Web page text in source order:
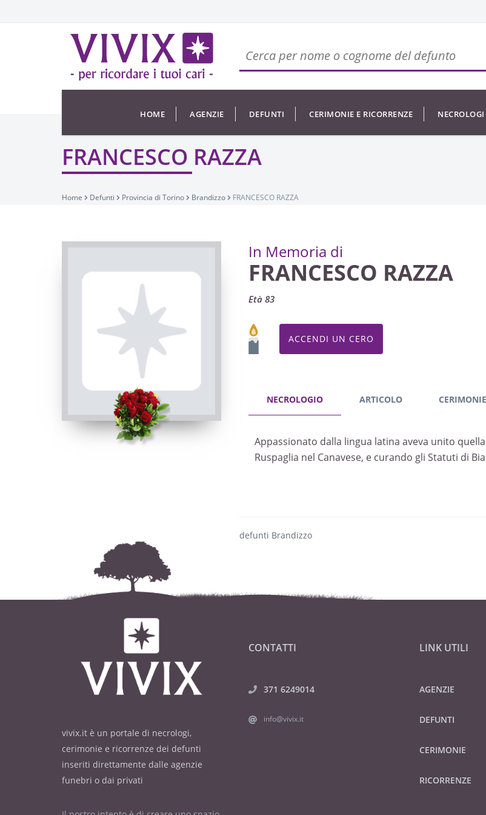
HOME AGENZIE DEFUNTI CERIMONIE E RICORRENZE NECROLOGI
FRANCESCO RAZZA
Home Defunti Provincia di Torino Brandizzo FRANCESCO RAZZA
In Memoria di
FRANCESCO RAZZA
Età 83
ACCENDI UN CERO
NECROLOGIO ARTICOLO CERIMONIE
Appassionato dalla lingua latina aveva unito
Ruspaglia nel Canavese, e curando gli Statuti di
defunti Brandizzo
vivix.it è un portale di necrologi,
cerimonie e ricorrenze dei defunti
inseriti direttamente dalle agenzie
funebri o dai privati
CONTATTI
371 6249014
info@vivix.it
LINK UTILI
AGENZIE
DEFUNTI
CERIMONIE
RICORRENZE